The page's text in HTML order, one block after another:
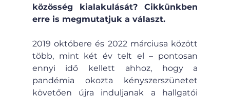
közösség kialakulását? Cikkünkben
erre is megmutatjuk a választ.
2019 októbere és 2022 márciusa között
több, mint két év telt el – pontosan
ennyi idő kellett ahhoz, hogy a
pandémia okozta kényszerszünetet
követően újra induljanak a hallgatói